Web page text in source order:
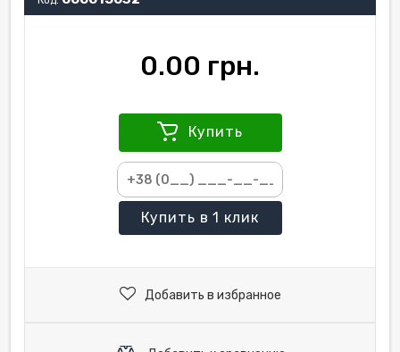
0.00 грн.
Купить
Купить в 1 клик
Добавить в избранное